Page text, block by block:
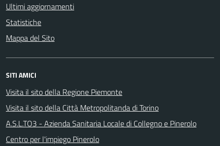
Ultimi aggiornamenti
Statistiche
Mappa del Sito
SITI AMICI
Visita il sito della Regione Piemonte
Visita il sito della Città Metropolitanda di Torino
A.S.L.TO3 - Azienda Sanitaria Locale di Collegno e Pinerolo
Centro per l'impiego Pinerolo